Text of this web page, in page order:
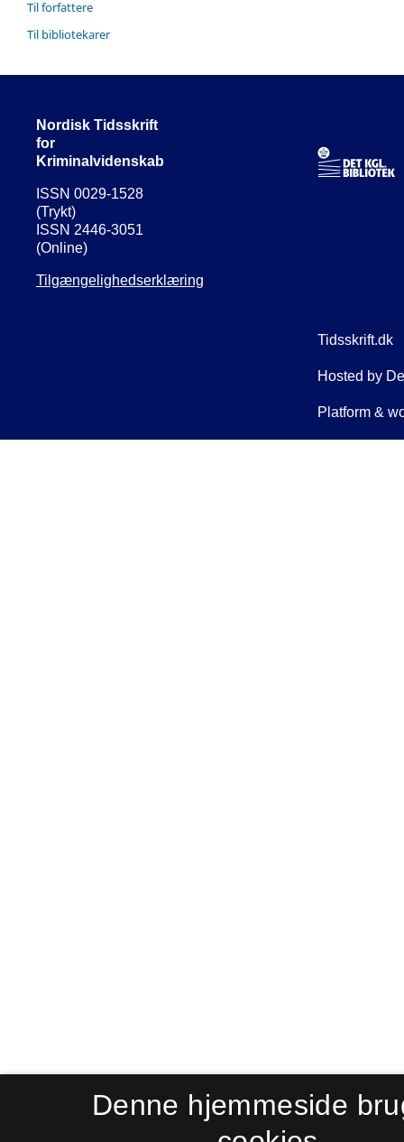
Til forfattere
Til bibliotekarer
Nordisk Tidsskrift
for
Kriminalvidenskab
ISSN 0029-1528
(Trykt)
ISSN 2446-3051
(Online)
Tilgængelighedserklæring
Denne hjemmeside